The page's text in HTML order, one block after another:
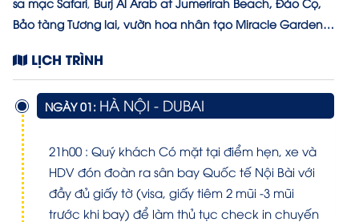
Bảo tàng Tương lai, vườn hoa nhân tạo Miracle Garden…
LỊCH TRÌNH
NGÀY 01: HÀ NỘI - DUBAI
21h00 : Quý khách Có mặt tại điểm hẹn, xe và
HDV đón đoàn ra sân bay Quốc tế Nội Bài với
đầy đủ giấy tờ (visa, giấy tiêm 2 mũi -3 mũi
trước khi bay) để làm thủ tục check in chuyến